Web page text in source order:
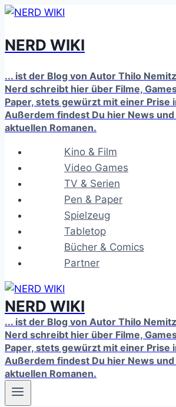
Zum
springen
NERD WIKI
... ist der Blog von Autor Thilo
Nerd schreibt hier über Filme,
Paper, stets gewürzt mit einer Prise
Außerdem findest Du hier News
aktuellen Romanen.
Kino & Film
Video Games
TV & Serien
Pen & Paper
Spielzeug
Tabletop
Bücher & Comics
Partner
NERD WIKI
... ist der Blog von Autor Thilo
Nerd schreibt hier über Filme,
Paper, stets gewürzt mit einer Prise
Außerdem findest Du hier News
aktuellen Romanen.